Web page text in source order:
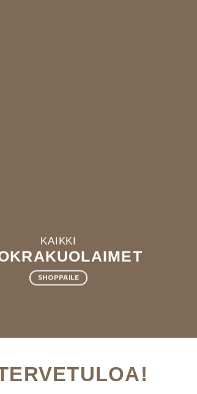
KAIKKI
SHOPPAILE